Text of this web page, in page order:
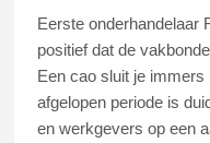
Eerste onderhandelaar
positief dat de
Een cao sluit je
afgelopen periode is
en werkgevers op een